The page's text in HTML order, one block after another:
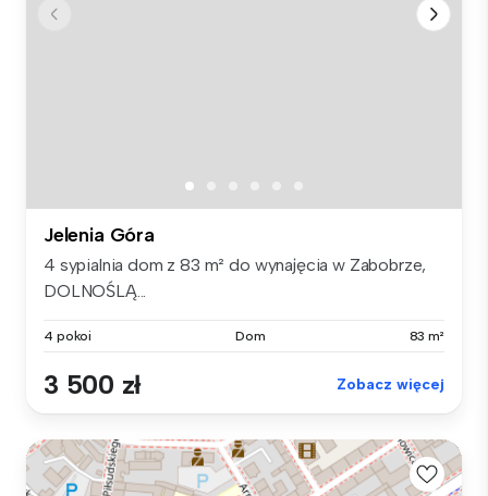
Jelenia Góra
4 sypialnia dom z 83 m² do wynajęcia w Zabobrze,
DOLNOŚLĄ...
4 pokoi Dom 83 m²
3 500 zł Zobacz więcej